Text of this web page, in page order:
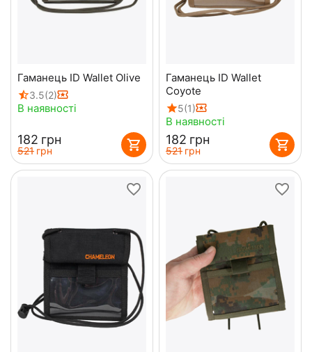
Гаманець ID Wallet Olive
3.5(2)
В наявності
‍182‍ грн
‍521‍ грн
Гаманець ID Wallet
Coyote
5(1)
В наявності
‍182‍ грн
‍521‍ грн